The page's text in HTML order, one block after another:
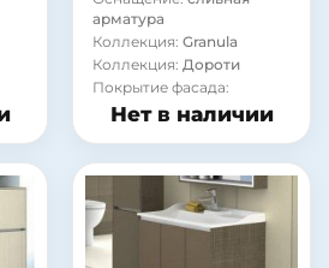
арматура
Коллекция: Granula
Коллекция: Дороти
Покрытие фасада:
ламинат
Нет в наличии